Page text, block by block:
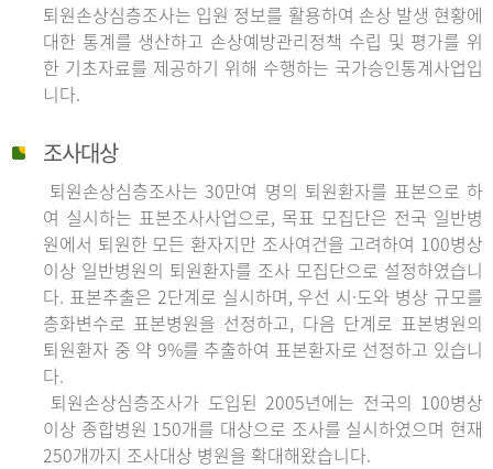
퇴원손상심층조사는 입원 정보를 활용하여 손상 발생 현황에
대한 통계를 생산하고 손상예방관리정책 수립 및 평가를 위
한 기초자료를 제공하기 위해 수행하는 국가승인통계사업입
니다.
조사대상
퇴원손상심층조사는 30만여 명의 퇴원환자를 표본으로 하
여 실시하는 표본조사사업으로, 목표 모집단은 전국 일반병
원에서 퇴원한 모든 환자지만 조사여건을 고려하여 100병상
이상 일반병원의 퇴원환자를 조사 모집단으로 설정하였습니
다. 표본추출은 2단계로 실시하며, 우선 시·도와 병상 규모를
층화변수로 표본병원을 선정하고, 다음 단계로 표본병원의
퇴원환자 중 약 9%를 추출하여 표본환자로 선정하고 있습니
다.
퇴원손상심층조사가 도입된 2005년에는 전국의 100병상
이상 종합병원 150개를 대상으로 조사를 실시하였으며 현재
250개까지 조사대상 병원을 확대해왔습니다.